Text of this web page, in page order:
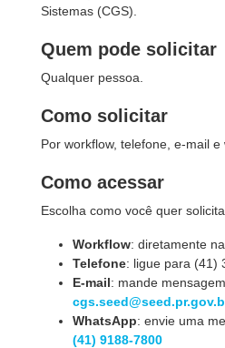
Sistemas (CGS).
Quem pode solicitar
Qualquer pessoa.
Como solicitar
Por workflow, telefone, e-mail e
Como acessar
Escolha como você quer
Workflow: diretamente
Telefone: ligue para (41)
E-mail: mande
WhatsApp: envie uma
(41) 9188-7800